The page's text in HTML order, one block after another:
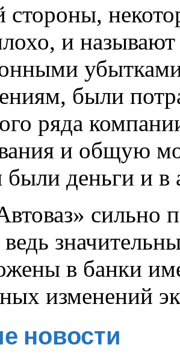
стороны,
и
были
ряда
и общую
деньги и в
сильно
ведь
в банки
изменений
новости